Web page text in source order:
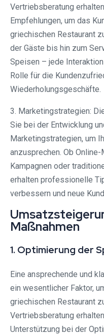
Vertriebsberatung
Empfehlungen, um das
griechischen Restaurant
der Gäste bis hin zum
Speisen – jede
Rolle für die
Wiederholungsgeschäfte.
3. Marketingstrategien:
Sie bei der Entwicklung
Marketingstrategien, um
anzusprechen. Ob
Kampagnen oder
erhalten professionelle
verbessern und neue
Maßnahmen
1. Optimierung der
Eine ansprechende und
ein wesentlicher Faktor,
griechischen Restaurant
Vertriebsberatung
Unterstützung bei der